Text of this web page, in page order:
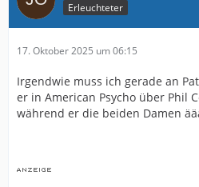
Erleuchteter
17. Oktober 2025 um 06:15
Irgendwie muss ich gerade an
er in American Psycho über Phil
während er die beiden Damen